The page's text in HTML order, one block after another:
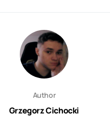
Author
Grzegorz Cichocki